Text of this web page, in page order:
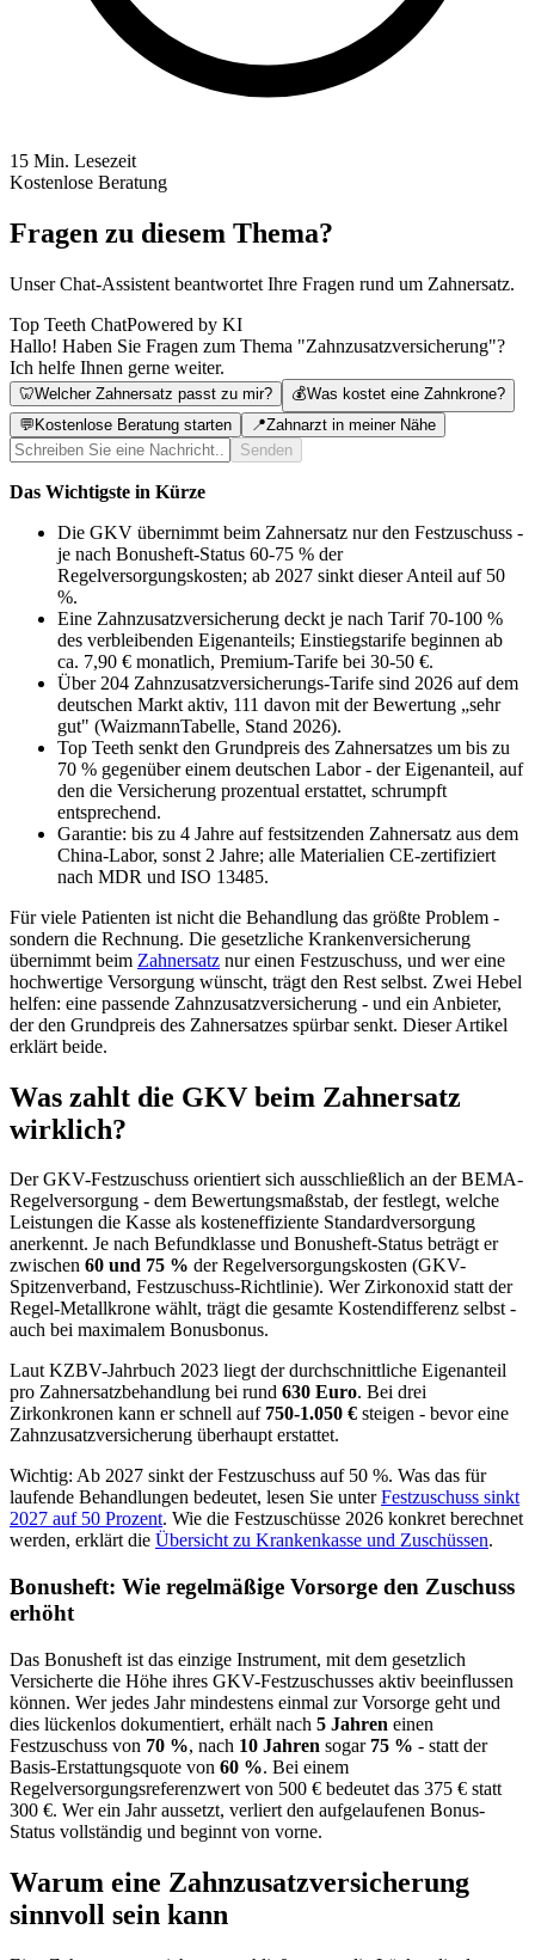
15 Min. Lesezeit
Kostenlose Beratung
Fragen zu diesem Thema?
Unser Chat-Assistent beantwortet Ihre Fragen rund um Zahnersatz.
Top Teeth ChatPowered by KI
Hallo! Haben Sie Fragen zum Thema "Zahnzusatzversicherung"?
Ich helfe Ihnen gerne weiter.
🦷Welcher Zahnersatz passt zu mir? 💰Was kostet eine Zahnkrone?
💬Kostenlose Beratung starten 📍Zahnarzt in meiner Nähe
Senden
Das Wichtigste in Kürze
Die GKV übernimmt beim Zahnersatz nur den Festzuschuss -
je nach Bonusheft-Status 60-75 % der
Regelversorgungskosten; ab 2027 sinkt dieser Anteil auf 50
%.
Eine Zahnzusatzversicherung deckt je nach Tarif 70-100 %
des verbleibenden Eigenanteils; Einstiegstarife beginnen ab
ca. 7,90 € monatlich, Premium-Tarife bei 30-50 €.
Über 204 Zahnzusatzversicherungs-Tarife sind 2026 auf dem
deutschen Markt aktiv, 111 davon mit der Bewertung „sehr
gut" (WaizmannTabelle, Stand 2026).
Top Teeth senkt den Grundpreis des Zahnersatzes um bis zu
70 % gegenüber einem deutschen Labor - der Eigenanteil, auf
den die Versicherung prozentual erstattet, schrumpft
entsprechend.
Garantie: bis zu 4 Jahre auf festsitzenden Zahnersatz aus dem
China-Labor, sonst 2 Jahre; alle Materialien CE-zertifiziert
nach MDR und ISO 13485.
Für viele Patienten ist nicht die Behandlung das größte Problem -
sondern die Rechnung. Die gesetzliche Krankenversicherung
übernimmt beim Zahnersatz nur einen Festzuschuss, und wer eine
hochwertige Versorgung wünscht, trägt den Rest selbst. Zwei Hebel
helfen: eine passende Zahnzusatzversicherung - und ein Anbieter,
der den Grundpreis des Zahnersatzes spürbar senkt. Dieser Artikel
erklärt beide.
Was zahlt die GKV beim Zahnersatz
wirklich?
Der GKV-Festzuschuss orientiert sich ausschließlich an der BEMA-
Regelversorgung - dem Bewertungsmaßstab, der festlegt, welche
Leistungen die Kasse als kosteneffiziente Standardversorgung
anerkennt. Je nach Befundklasse und Bonusheft-Status beträgt er
zwischen 60 und 75 % der Regelversorgungskosten (GKV-
Spitzenverband, Festzuschuss-Richtlinie). Wer Zirkonoxid statt der
Regel-Metallkrone wählt, trägt die gesamte Kostendifferenz selbst -
auch bei maximalem Bonusbonus.
Laut KZBV-Jahrbuch 2023 liegt der durchschnittliche Eigenanteil
pro Zahnersatzbehandlung bei rund 630 Euro. Bei drei
Zirkonkronen kann er schnell auf 750-1.050 € steigen - bevor eine
Zahnzusatzversicherung überhaupt erstattet.
Wichtig: Ab 2027 sinkt der Festzuschuss auf 50 %. Was das für
laufende Behandlungen bedeutet, lesen Sie unterFestzuschuss sinkt
2027 auf 50 Prozent. Wie die Festzuschüsse 2026 konkret berechnet
werden, erklärt die Übersicht zu Krankenkasse und Zuschüssen.
Bonusheft: Wie regelmäßige Vorsorge den Zuschuss
erhöht
Das Bonusheft ist das einzige Instrument, mit dem gesetzlich
Versicherte die Höhe ihres GKV-Festzuschusses aktiv beeinflussen
können. Wer jedes Jahr mindestens einmal zur Vorsorge geht und
dies lückenlos dokumentiert, erhält nach 5 Jahren einen
Festzuschuss von 70 %, nach 10 Jahren sogar 75 % - statt der
Basis-Erstattungsquote von 60 %. Bei einem
Regelversorgungsreferenzwert von 500 € bedeutet das 375 € statt
300 €. Wer ein Jahr aussetzt, verliert den aufgelaufenen Bonus-
Status vollständig und beginnt von vorne.
Warum eine Zahnzusatzversicherung
sinnvoll sein kann